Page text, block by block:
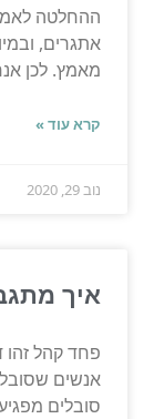
ההחלטה
אתגרים,
מאמץ. לכן
קרא עוד »
נוב 29, 2020
איך
פחד קהל זהו
אנשים
סובלים